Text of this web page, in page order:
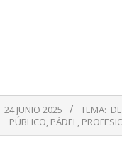
24 JUNIO 2025 TEMA:
PÚBLICO, PÁDEL,